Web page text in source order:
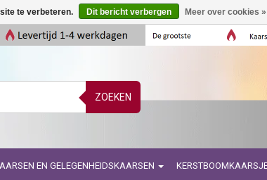
ZOEKEN
EN GELEGENHEIDSKAARSEN
te verbeteren. Dit bericht verbergen Meer over cookies »